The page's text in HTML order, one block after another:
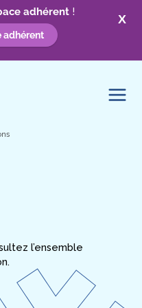
X
adhérent !
adhérent
l’ensemble